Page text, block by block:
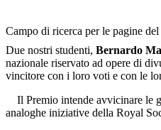
Campo di ricerca per le pagine
Due nostri studenti, Bernardo
nazionale riservato ad opere di
vincitore con i loro voti e con le
Il Premio intende avvicinare le
analoghe iniziative della Royal